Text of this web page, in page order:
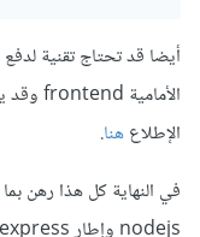
الإطلاعهنا.
في النهاية كل هذا رهن